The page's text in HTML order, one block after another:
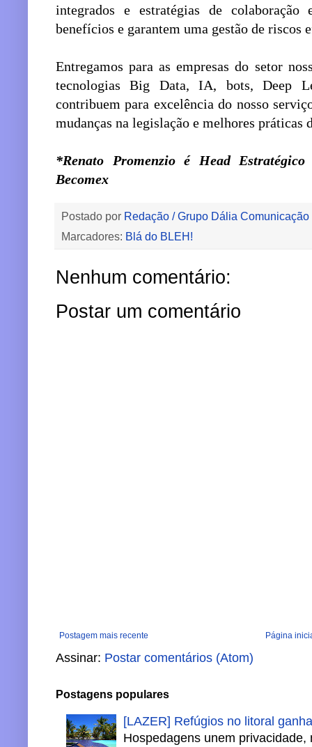
integrados e estratégias de
benefícios e garantem uma gestão de riscos
Entregamos para as empresas do setor
tecnologias Big Data, IA, bots, Deep
contribuem para excelência do nosso
mudanças na legislação e melhores práticas
*Renato Promenzio é Head
Becomex
Postado por Redação / Grupo Dália Comunicação
Marcadores: Blá do BLEH!
Nenhum comentário:
Postar um comentário
Postagem mais recente Página
Assinar: Postar comentários (Atom)
Postagens populares
[LAZER] Refúgios no litoral
Hospedagens unem